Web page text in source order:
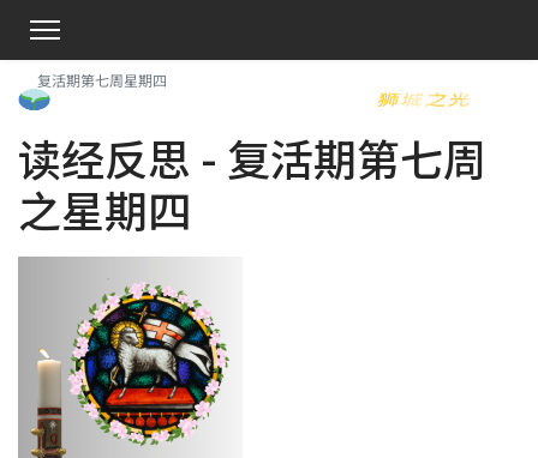
复活期第七周星期四
读经反思 - 复活期第七周
之星期四